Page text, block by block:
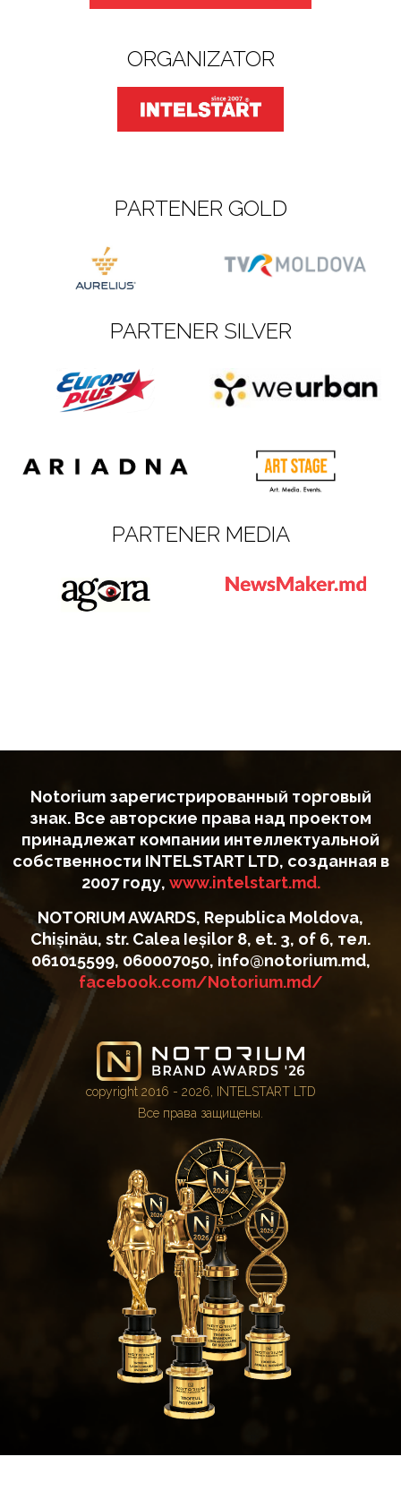
ORGANIZATOR
PARTENER GOLD
PARTENER SILVER
PARTENER MEDIA
Notorium зарегистрированный торговый
знак. Все авторские права над проектом
принадлежат компании интеллектуальной
собственности INTELSTART LTD, созданная в
2007 году, www.intelstart.md.
NOTORIUM AWARDS, Republica Moldova,
Chișinău, str. Calea Ieșilor 8, et. 3, of 6, тел.
061015599, 060007050, info@notorium.md,
facebook.com/Notorium.md/
copyright 2016 - 2026, INTELSTART LTD
Все права защищены.